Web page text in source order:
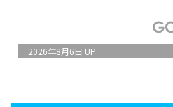
2026年8月6日 UP